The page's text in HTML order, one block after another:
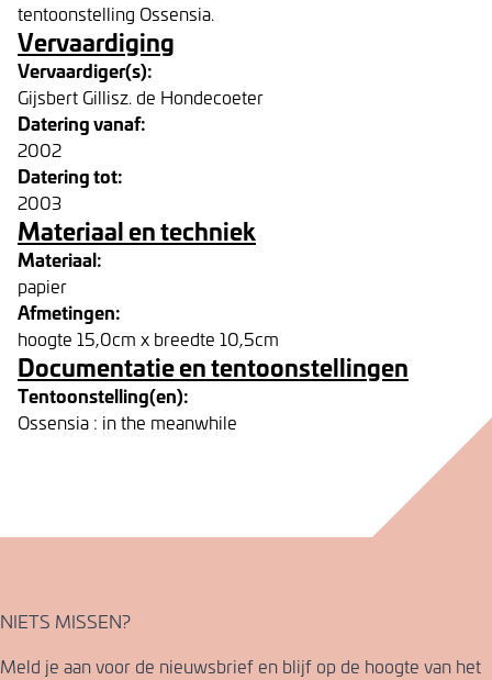
tentoonstelling Ossensia.
Vervaardiging
Vervaardiger(s):
Gijsbert Gillisz. de Hondecoeter
Datering vanaf:
2002
Datering tot:
2003
Materiaal en techniek
Materiaal:
papier
Afmetingen:
hoogte 15,0cm x breedte 10,5cm
Documentatie en tentoonstellingen
Tentoonstelling(en):
Ossensia : in the meanwhile
NIETS MISSEN?
Meld je aan voor de nieuwsbrief en blijf op de hoogte van het